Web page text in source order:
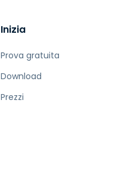
Inizia
Prova gratuita
Download
Prezzi